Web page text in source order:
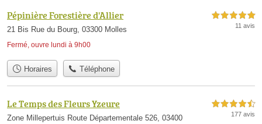
Pépinière Forestière d'Allier
21 Bis Rue du Bourg, 03300 Molles
Fermé, ouvre lundi à 9h00
5,0 étoiles sur 5
11 avis
Horaires Téléphone
Le Temps des Fleurs Yzeure
Zone Millepertuis Route Départementale 526, 03400
4,5 étoiles sur 5
177 avis